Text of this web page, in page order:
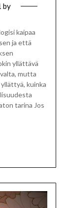
by
kaipaa
ja että
yllättävä
mutta
kuinka
tarina Jos